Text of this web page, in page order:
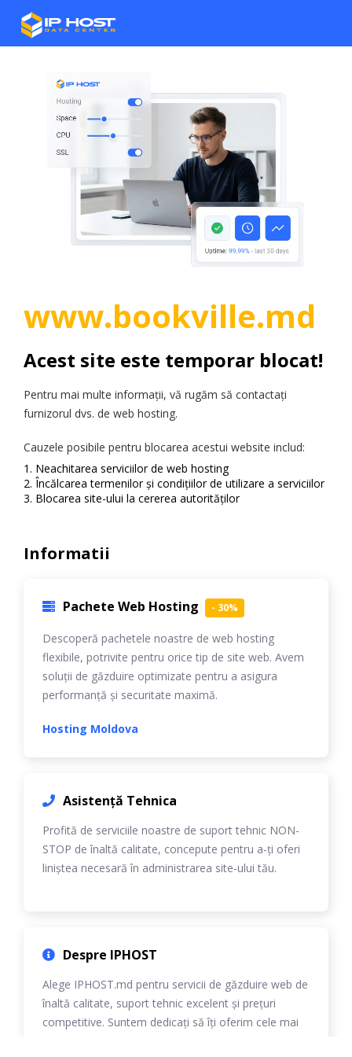
www.bookville.md
Acest site este temporar blocat!
Pentru mai multe informații, vă rugăm să contactați
furnizorul dvs. de web hosting.
Cauzele posibile pentru blocarea acestui website includ:
Neachitarea serviciilor de web hosting
Încălcarea termenilor și condițiilor de utilizare a serviciilor
Blocarea site-ului la cererea autorităților
Informatii
Pachete Web Hosting - 30%
Descoperă pachetele noastre de web hosting
flexibile, potrivite pentru orice tip de site web. Avem
soluții de găzduire optimizate pentru a asigura
performanță și securitate maximă.
Hosting Moldova
Asistență Tehnica
Profită de serviciile noastre de suport tehnic NON-
STOP de înaltă calitate, concepute pentru a-ți oferi
liniștea necesară în administrarea site-ului tău.
Despre IPHOST
Alege IPHOST.md pentru servicii de găzduire web de
înaltă calitate, suport tehnic excelent și prețuri
competitive. Suntem dedicați să îți oferim cele mai